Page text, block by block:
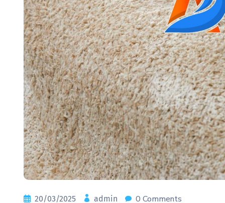
20/03/2025 admin 0 Comments